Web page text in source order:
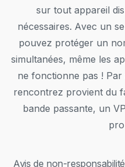
sur tout appareil
nécessaires. Avec un
pouvez protéger un
simultanées, même les
ne fonctionne pas !
rencontrez provient du
bande passante, un
Avis de non-